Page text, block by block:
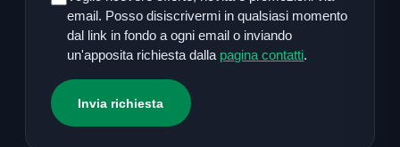
email. Posso disiscrivermi in qualsiasi momento
dal link in fondo a ogni email o inviando
un'apposita richiesta dalla pagina contatti.
Invia richiesta